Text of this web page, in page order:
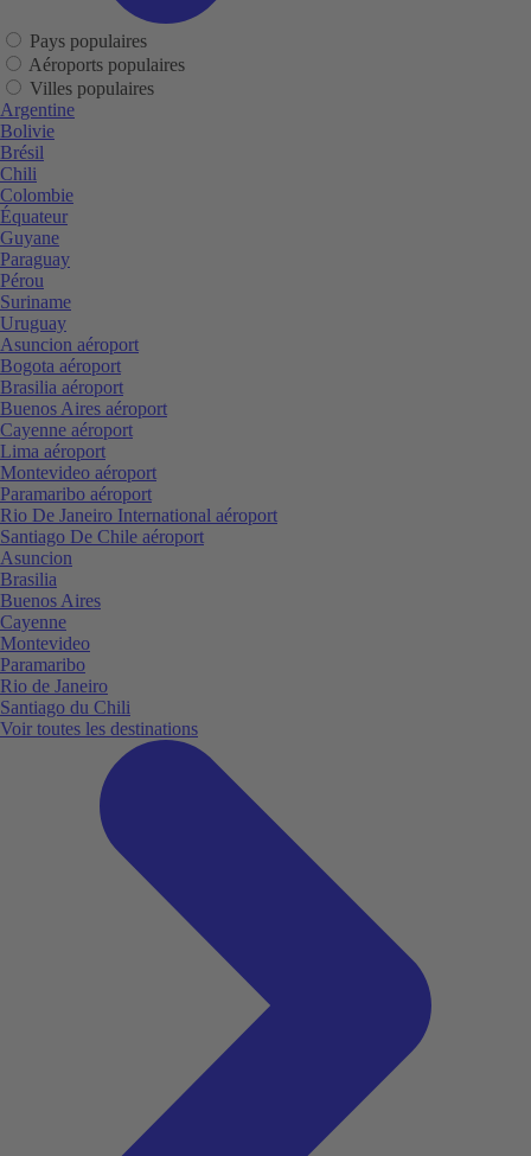
Pays populaires
Aéroports populaires
Villes populaires
Argentine
Bolivie
Brésil
Chili
Colombie
Équateur
Guyane
Paraguay
Pérou
Suriname
Uruguay
Asuncion aéroport
Bogota aéroport
Brasilia aéroport
Buenos Aires aéroport
Cayenne aéroport
Lima aéroport
Montevideo aéroport
Paramaribo aéroport
Rio De Janeiro International aéroport
Santiago De Chile aéroport
Asuncion
Brasilia
Buenos Aires
Cayenne
Montevideo
Paramaribo
Rio de Janeiro
Santiago du Chili
Voir toutes les destinations